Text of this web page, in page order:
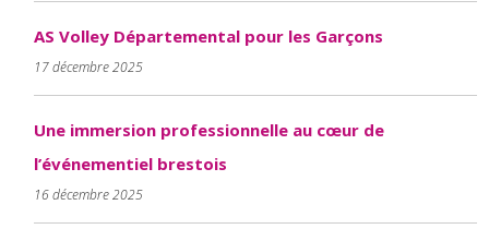
AS Volley Départemental pour les Garçons
17 décembre 2025
Une immersion professionnelle au cœur de
l’événementiel brestois
16 décembre 2025